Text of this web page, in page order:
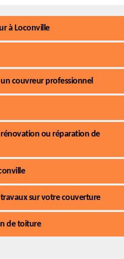
à Loconville
couvreur professionnel
ou réparation de
sur votre couverture
de toiture